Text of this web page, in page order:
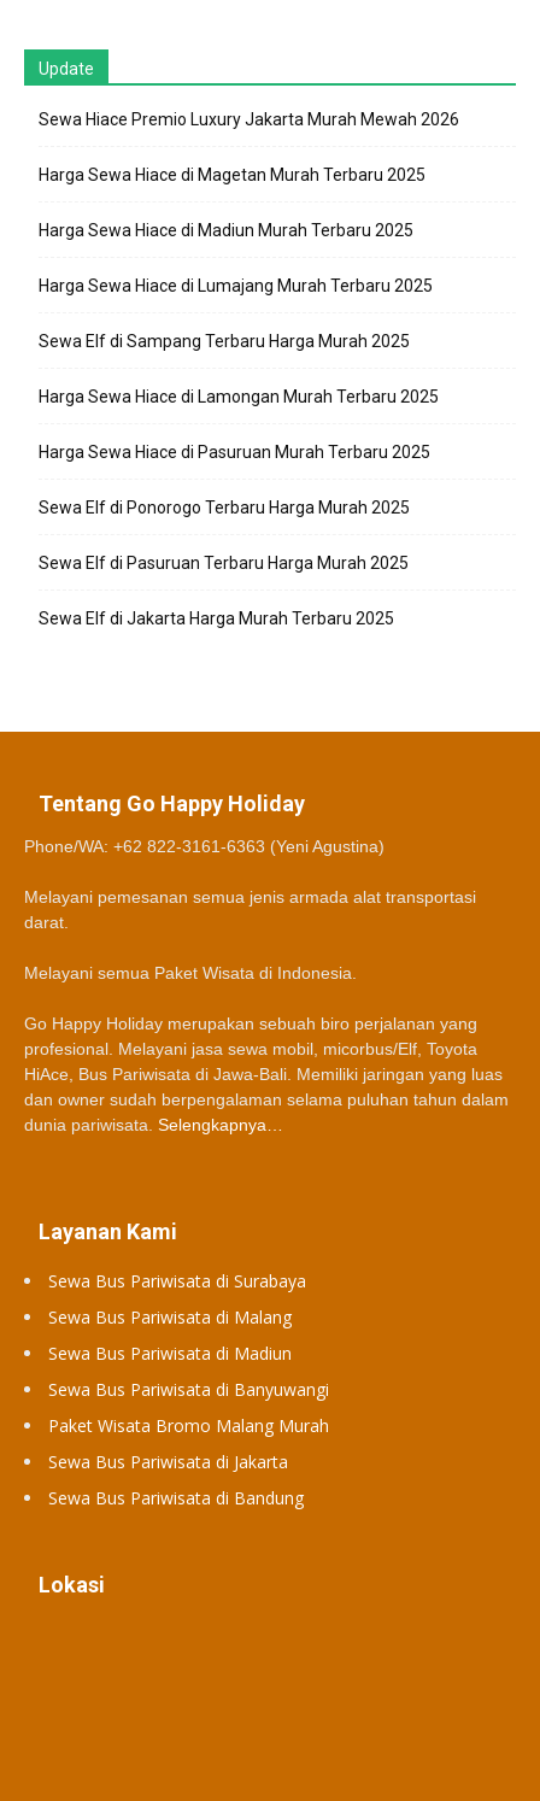
Update
Sewa Hiace Premio Luxury Jakarta Murah Mewah 2026
Harga Sewa Hiace di Magetan Murah Terbaru 2025
Harga Sewa Hiace di Madiun Murah Terbaru 2025
Harga Sewa Hiace di Lumajang Murah Terbaru 2025
Sewa Elf di Sampang Terbaru Harga Murah 2025
Harga Sewa Hiace di Lamongan Murah Terbaru 2025
Harga Sewa Hiace di Pasuruan Murah Terbaru 2025
Sewa Elf di Ponorogo Terbaru Harga Murah 2025
Sewa Elf di Pasuruan Terbaru Harga Murah 2025
Sewa Elf di Jakarta Harga Murah Terbaru 2025
Tentang Go Happy Holiday
Phone/WA: +62 822-3161-6363 (Yeni Agustina)
Melayani pemesanan semua jenis armada alat transportasi
darat.
Melayani semua Paket Wisata di Indonesia.
Go Happy Holiday merupakan sebuah biro perjalanan yang
profesional. Melayani jasa sewa mobil, micorbus/Elf, Toyota
HiAce, Bus Pariwisata di Jawa-Bali. Memiliki jaringan yang luas
dan owner sudah berpengalaman selama puluhan tahun dalam
dunia pariwisata. Selengkapnya…
Layanan Kami
Sewa Bus Pariwisata di Surabaya
Sewa Bus Pariwisata di Malang
Sewa Bus Pariwisata di Madiun
Sewa Bus Pariwisata di Banyuwangi
Paket Wisata Bromo Malang Murah
Sewa Bus Pariwisata di Jakarta
Sewa Bus Pariwisata di Bandung
Lokasi